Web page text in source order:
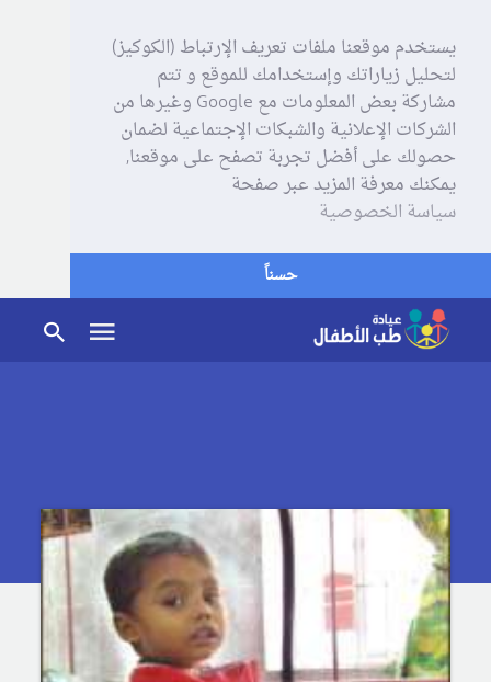
يستخدم موقعنا ملفات تعريف الإرتباط (الكوكيز)
لتحليل زياراتك وإستخدامك للموقع و تتم
مشاركة بعض المعلومات مع Google وغيرها من
الشركات الإعلانية والشبكات الإجتماعية لضمان
حصولك على أفضل تجربة تصفح على موقعنا,
يمكنك معرفة المزيد عبر صفحة
سياسة الخصوصية
حسناً